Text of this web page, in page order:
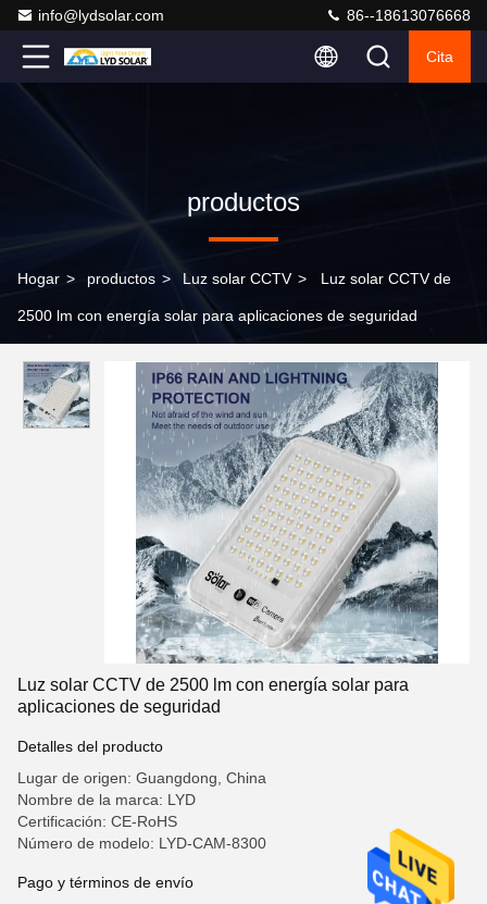
info@lydsolar.com 86--18613076668
Cita
productos
Hogar > productos > Luz solar CCTV > Luz solar CCTV de
2500 lm con energía solar para aplicaciones de seguridad
Luz solar CCTV de 2500 lm con energía solar para
aplicaciones de seguridad
Detalles del producto
Lugar de origen: Guangdong, China
Nombre de la marca: LYD
Certificación: CE-RoHS
Número de modelo: LYD-CAM-8300
Pago y términos de envío